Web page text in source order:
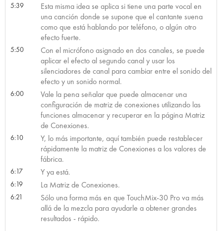
5:39
Esta misma idea se aplica si tiene una parte vocal en
una canción donde se supone que el cantante suena
como que está hablando por teléfono, o algún otro
efecto fuerte.
5:50
Con el micrófono asignado en dos canales, se puede
aplicar el efecto al segundo canal y usar los
silenciadores de canal para cambiar entre el sonido del
efecto y un sonido normal.
6:00
Vale la pena señalar que puede almacenar una
configuración de matriz de conexiones utilizando las
funciones almacenar y recuperar en la página Matriz
de Conexiones.
6:10
Y, lo más importante, aquí también puede restablecer
rápidamente la matriz de Conexiones a los valores de
fábrica.
6:17 Y ya está.
6:19 La Matriz de Conexiones.
6:21
Sólo una forma más en que TouchMix-30 Pro va más
allá de la mezcla para ayudarle a obtener grandes
resultados - rápido.